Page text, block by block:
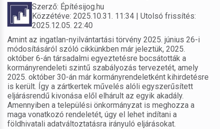
Szerző: Építésijog.hu
Közzétéve: 2025.10.31. 11:34 | Utolsó frissítés:
2025.12.05. 22:40
Amint az ingatlan-nyilvántartási törvény 2025. június 26-i
módosításáról szóló cikkünkben már jeleztük, 2025.
október 6-án társadalmi egyeztetésre bocsátották a
kormányrendeleti szintű szabályozás tervezetét, amely
2025. október 30-án már kormányrendeletként kihirdetésre
is került. Így a zártkertek művelés alóli egyszerűsített
eljárásrendű kivonása elől elhárult az egyik akadály.
Amennyiben a települési önkormányzat is meghozza a
maga vonatkozó rendeletét, úgy el lehet indítani a
földhivatali adatváltoztatásra irányuló eljárásokat.